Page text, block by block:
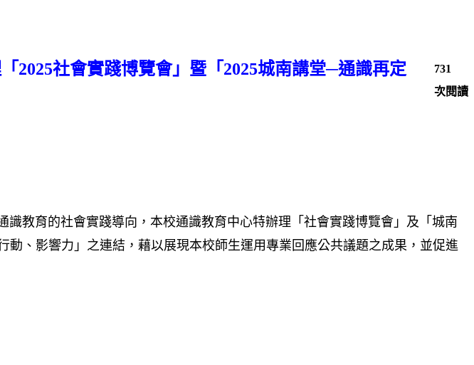
731
次閱讀
2025社會實踐博覽會」暨「2025城南講堂─通識再定
教育的社會實踐導向，本校通識教育中心特辦理「社會實踐博覽會」及「城南
、影響力」之連結，藉以展現本校師生運用專業回應公共議題之成果，並促進